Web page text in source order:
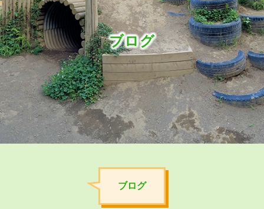
ブログ
ブログ